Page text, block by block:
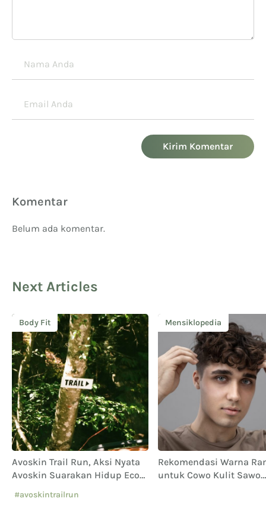
Kirim Komentar
Komentar
Belum ada komentar.
Next Articles
Body Fit
Avoskin Trail Run, Aksi Nyata
Avoskin Suarakan Hidup Eco
#avoskintrailrun
Mensiklopedia
Rekomendasi Warna
untuk Cowo Kulit Sawo